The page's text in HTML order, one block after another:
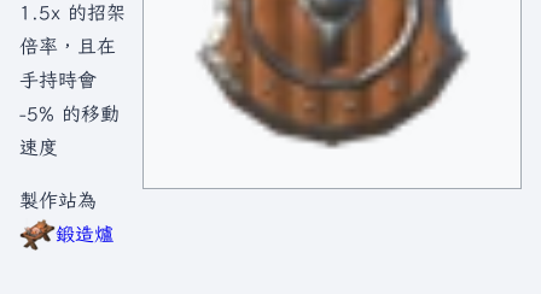
1.5x 的招架
倍率，且在
手持時會
-5% 的移動
速度
製作站為
鍛造爐